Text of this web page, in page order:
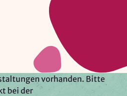
vorhanden. Bitte
bei der
6 Abs. 1 lit. f DSGVO
möglich